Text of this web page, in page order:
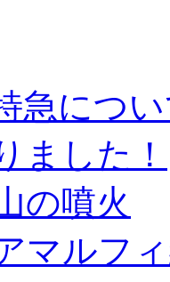
急につ
ました！
の噴火
マルフ